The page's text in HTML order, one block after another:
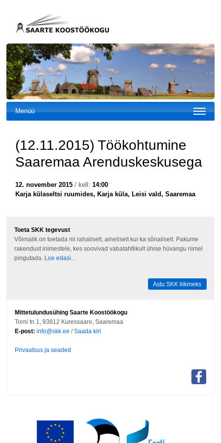
Menüü
(12.11.2015) Töökohtumine
Saaremaa Arenduskeskusega
12. november 2015/ kell: 14:00
Karja külaseltsi ruumides, Karja küla, Leisi vald, Saaremaa
Toeta SKK tegevust
Võimalik on toetada nii rahaliselt, aineliselt kui ka sõnaliselt. Pakume
rakendust inimestele, kes soovivad vabatahtlikult ühise hüvangu nimel
pingutada. Loe edasi...
Astu SKK liikmeks
Mittetulundusühing Saarte Koostöökogu
Torni tn 1, 93812 Kuressaare, Saaremaa
E-post: info@skk.ee /Saada kiri
Privaatsus ja seaded